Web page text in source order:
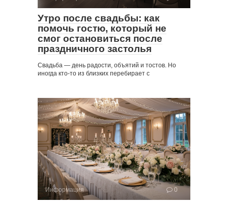
Утро после свадьбы: как
помочь гостю, который не
смог остановиться после
праздничного застолья
Свадьба — день радости, объятий и тостов. Но
иногда кто-то из близких перебирает с
Информация 0